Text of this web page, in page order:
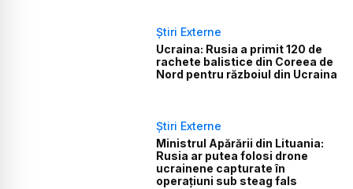
Știri Externe
Ucraina: Rusia a primit 120 de
rachete balistice din Coreea de
Nord pentru războiul din Ucraina
Știri Externe
Ministrul Apărării din Lituania:
Rusia ar putea folosi drone
ucrainene capturate în
operațiuni sub steag fals